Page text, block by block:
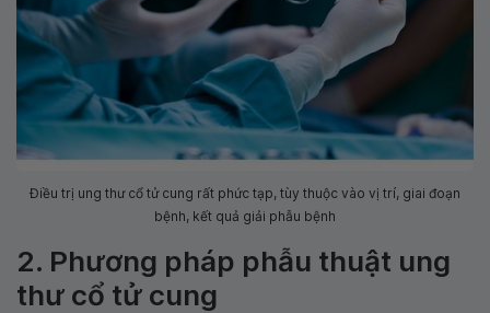
Điều trị ung thư cổ tử cung rất phức tạp, tùy thuộc vào vị trí, giai đoạn
bệnh, kết quả giải phẫu bệnh
2. Phương pháp phẫu thuật ung
thư cổ tử cung